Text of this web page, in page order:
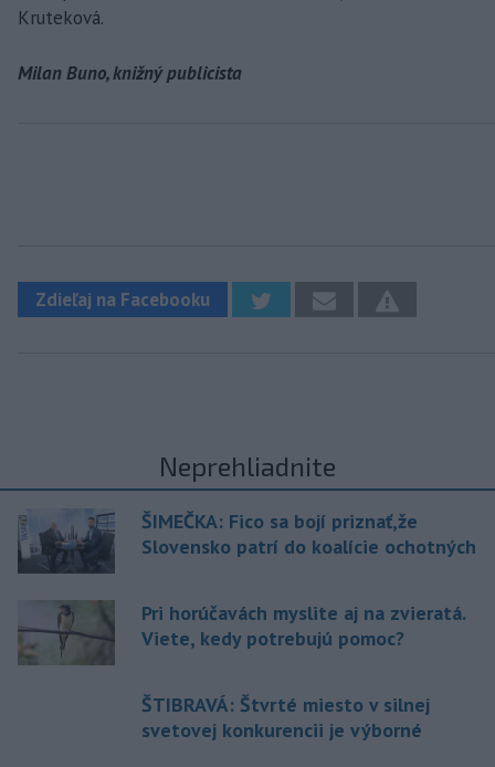
Kruteková.
Milan Buno, knižný publicista
Zdieľaj na Facebooku
Neprehliadnite
ŠIMEČKA: Fico sa bojí priznať,že
Slovensko patrí do koalície ochotných
Pri horúčavách myslite aj na zvieratá.
Viete, kedy potrebujú pomoc?
ŠTIBRAVÁ: Štvrté miesto v silnej
svetovej konkurencii je výborné